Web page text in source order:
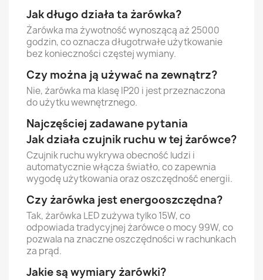
Jak długo działa ta żarówka?
Żarówka ma żywotność wynoszącą aż 25000
godzin, co oznacza długotrwałe użytkowanie
bez konieczności częstej wymiany.
Czy można ją używać na zewnątrz?
Nie, żarówka ma klasę IP20 i jest przeznaczona
do użytku wewnętrznego.
Najczęściej zadawane pytania
Jak działa czujnik ruchu w tej żarówce?
Czujnik ruchu wykrywa obecność ludzi i
automatycznie włącza światło, co zapewnia
wygodę użytkowania oraz oszczędność energii.
Czy żarówka jest energooszczędna?
Tak, żarówka LED zużywa tylko 15W, co
odpowiada tradycyjnej żarówce o mocy 99W, co
pozwala na znaczne oszczędności w rachunkach
za prąd.
Jakie są wymiary żarówki?